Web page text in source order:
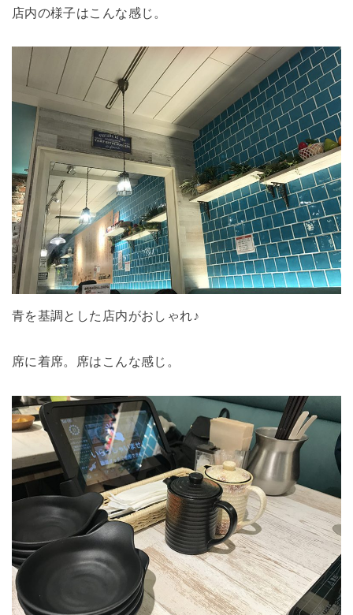
店内の様子はこんな感じ。
青を基調とした店内がおしゃれ♪
席に着席。席はこんな感じ。